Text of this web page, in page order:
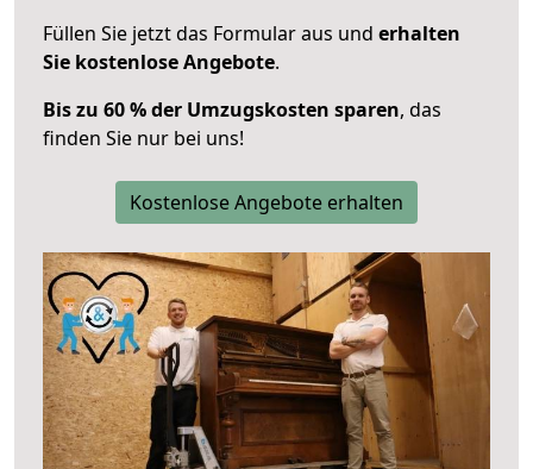
Füllen Sie jetzt das Formular aus und erhalten
Sie kostenlose Angebote.
Bis zu 60 % der Umzugskosten sparen, das
finden Sie nur bei uns!
Kostenlose Angebote erhalten